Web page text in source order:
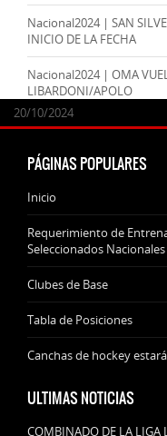
24/09/2025
07/11/2024
Nacional2024 | SAN
INICIO DE LA FECHA
20/10/2024
Nacional2024 | OMA
LIBARDONI/APOLO
20/10/2024
PÁGINAS POPULARES
Inicio
Requerimiento de
Seleccionados
Clubes de Base
Tabla de Posiciones
Canchas de hockey
ULTIMAS NOTICIAS
COMBINADO DE LA LIGA